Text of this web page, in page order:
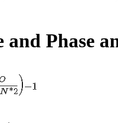
and Phase